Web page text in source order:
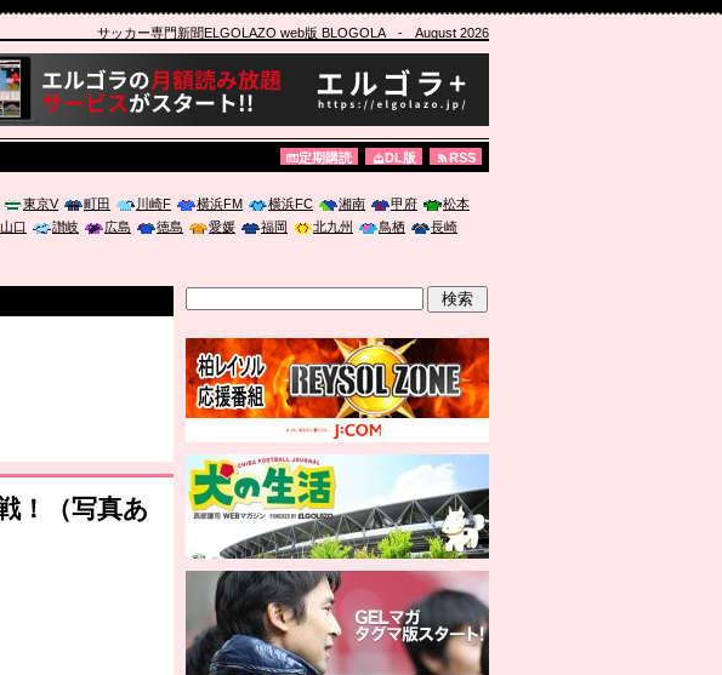
サッカー専門新聞ELGOLAZO web版 BLOGOLA- August 2026
定期購読 DL版 RSS
東京V 町田 川崎F 横浜FM 横浜FC 湘南 甲府
松本
山口 讃岐 広島 徳島 愛媛 福岡 北九州 鳥栖
長崎
機時代の猛暑対策～」に登壇
！（写真あ